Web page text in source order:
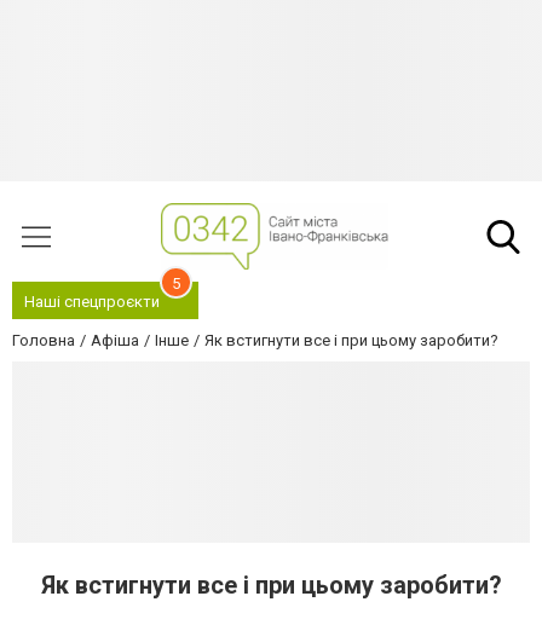
Наші спецпроєкти
5
Головна Афіша Інше Як встигнути все і при цьому заробити?
Як встигнути все і при цьому заробити?